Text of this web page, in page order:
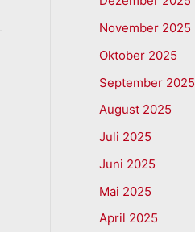
November 2025
Oktober 2025
September 2025
August 2025
Juli 2025
Juni 2025
Mai 2025
April 2025